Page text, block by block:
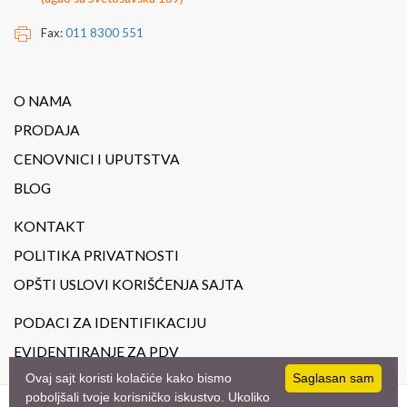
Fax:011 8300 551
O NAMA
PRODAJA
CENOVNICI I UPUTSTVA
BLOG
KONTAKT
POLITIKA PRIVATNOSTI
OPŠTI USLOVI KORIŠĆENJA SAJTA
PODACI ZA IDENTIFIKACIJU
EVIDENTIRANJE ZA PDV
Saglasan sam
Ovaj sajt koristi kolačiće kako bismo
poboljšali tvoje korisničko iskustvo. Ukoliko